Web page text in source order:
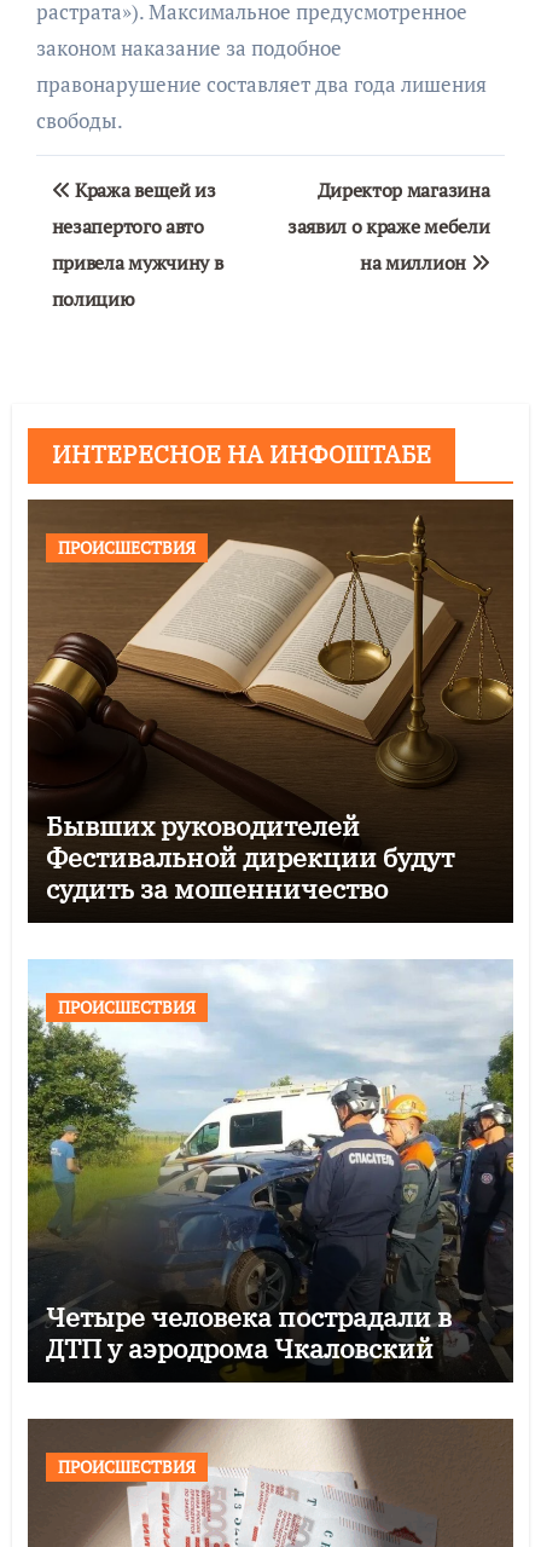
растрата»). Максимальное предусмотренное
законом наказание за подобное
правонарушение составляет два года лишения
свободы.
Навигация
по
записям
Кража вещей из
незапертого авто
привела мужчину в
полицию
Директор магазина
заявил о краже мебели
на миллион
ИНТЕРЕСНОЕ НА ИНФОШТАБЕ
ПРОИСШЕСТВИЯ
Бывших руководителей
Фестивальной дирекции будут
судить за мошенничество
ПРОИСШЕСТВИЯ
Четыре человека пострадали в
ДТП у аэродрома Чкаловский
ПРОИСШЕСТВИЯ